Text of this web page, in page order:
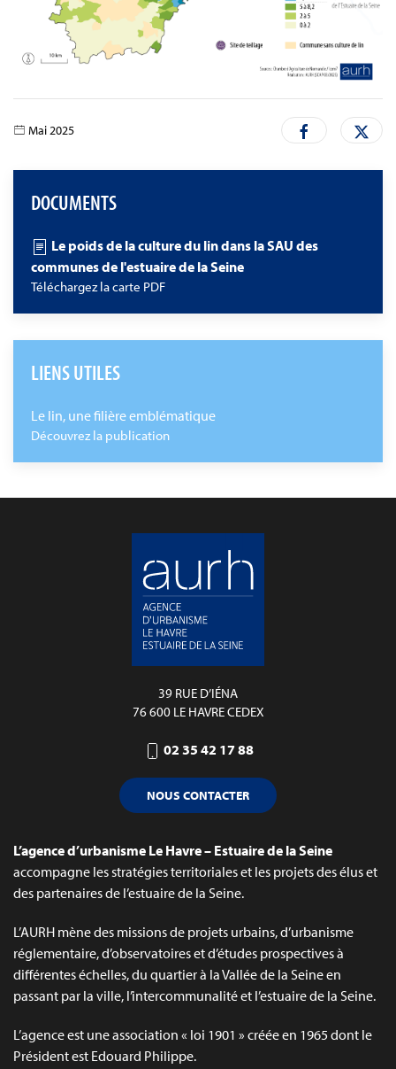
Mai 2025
DOCUMENTS
Le poids de la culture du lin dans la SAU des
communes de l'estuaire de la Seine
Téléchargez la carte PDF
LIENS UTILES
Le lin, une filière emblématique
Découvrez la publication
39 RUE D’IÉNA
76 600 LE HAVRE CEDEX
02 35 42 17 88
NOUS CONTACTER
L’agence d’urbanisme Le Havre – Estuaire de la Seine
accompagne les stratégies territoriales et les projets des élus et
des partenaires de l’estuaire de la Seine.
L’AURH mène des missions de projets urbains, d’urbanisme
réglementaire, d’observatoires et d’études prospectives à
différentes échelles, du quartier à la Vallée de la Seine en
passant par la ville, l’intercommunalité et l’estuaire de la Seine.
L’agence est une association « loi 1901 » créée en 1965 dont le
Président est Edouard Philippe.